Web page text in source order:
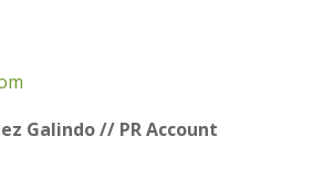
Galindo // PR Account